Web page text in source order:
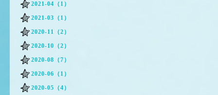
2021-04（1）
2021-03（1）
2020-11（2）
2020-10（2）
2020-08（7）
2020-06（1）
2020-05（4）